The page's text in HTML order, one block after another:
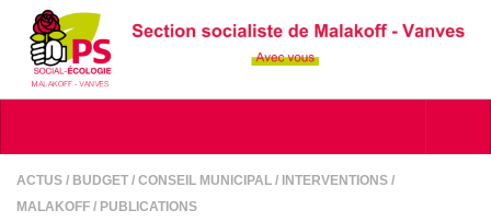
Skip to content
ACTUS / BUDGET / CONSEIL MUNICIPAL / INTERVENTIONS /
MALAKOFF / PUBLICATIONS